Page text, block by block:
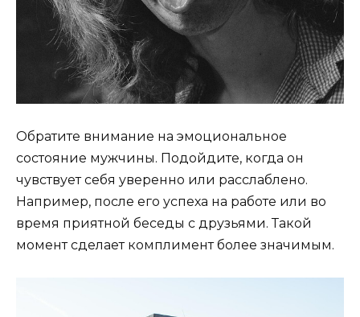
Обратите внимание на эмоциональное
состояние мужчины. Подойдите, когда он
чувствует себя уверенно или расслаблено.
Например, после его успеха на работе или во
время приятной беседы с друзьями. Такой
момент сделает комплимент более значимым.